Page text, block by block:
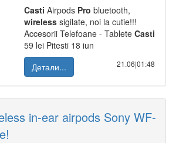
Casti Airpods Pro bluetooth,
wireless sigilate, noi la cutie!!!
Accesorii Telefoane - Tablete Casti
59 lei Pitesti 18 iun
Детали...
21.06|01:48
in-ear airpods Sony WF-